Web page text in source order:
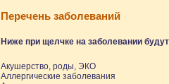
Перечень заболеваний
Ниже при щелчке на заболевании
Акушерство, роды, ЭКО
Аллергические заболевания